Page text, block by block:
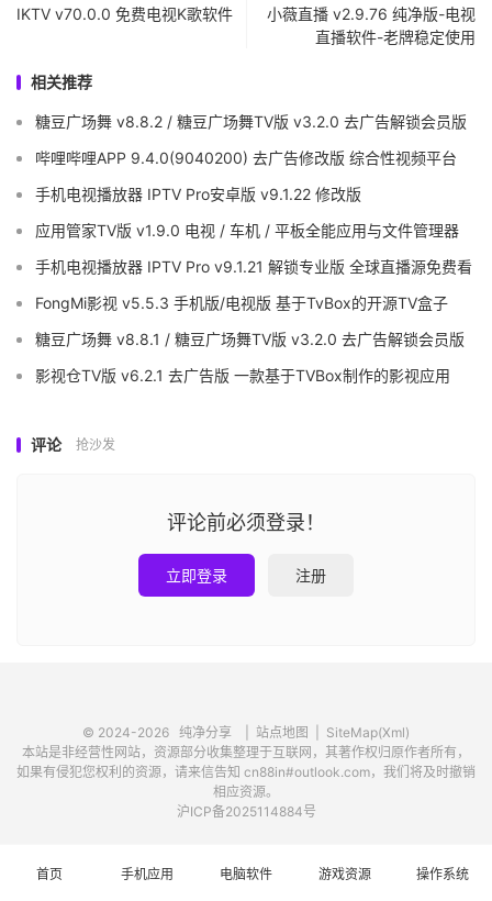
IKTV v70.0.0 免费电视K歌软件
小薇直播 v2.9.76 纯净版-电视
直播软件-老牌稳定使用
相关推荐
糖豆广场舞 v8.8.2 / 糖豆广场舞TV版 v3.2.0 去广告解锁会员版
哔哩哔哩APP 9.4.0(9040200) 去广告修改版 综合性视频平台
手机电视播放器 IPTV Pro安卓版 v9.1.22 修改版
应用管家TV版 v1.9.0 电视 / 车机 / 平板全能应用与文件管理器
手机电视播放器 IPTV Pro v9.1.21 解锁专业版 全球直播源免费看
FongMi影视 v5.5.3 手机版/电视版 基于TvBox的开源TV盒子
糖豆广场舞 v8.8.1 / 糖豆广场舞TV版 v3.2.0 去广告解锁会员版
影视仓TV版 v6.2.1 去广告版 一款基于TVBox制作的影视应用
评论 抢沙发
评论前必须登录！
立即登录 注册
© 2024-2026 纯净分享 站点地图
SiteMap(Xml)
本站是非经营性网站，资源部分收集整理于互联网，其著作权归原作者所有，
如果有侵犯您权利的资源，请来信告知 cn88in#outlook.com，我们将及时撤销
相应资源。
沪ICP备2025114884号
首页 手机应用 电脑软件 游戏资源 操作系统